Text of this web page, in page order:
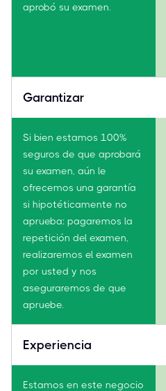
aprobó su examen.
Garantizar
Si bien estamos 100%
seguros de que aprobará
su examen, aún le
ofrecemos una garantía
si hipotéticamente no
aprueba: pagaremos la
repetición del examen,
realizaremos el examen
por usted y nos
aseguraremos de que
apruebe.
Experiencia
Estamos en este negocio